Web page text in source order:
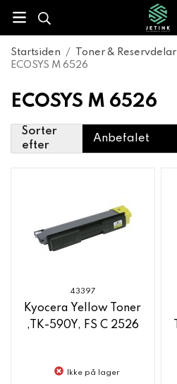
Startsiden / Toner & Reservdelar
ECOSYS M 6526
ECOSYS M 6526
Sorter
efter
43397
Kyocera Yellow Toner
,TK-590Y, FS C 2526
Ikke på lager